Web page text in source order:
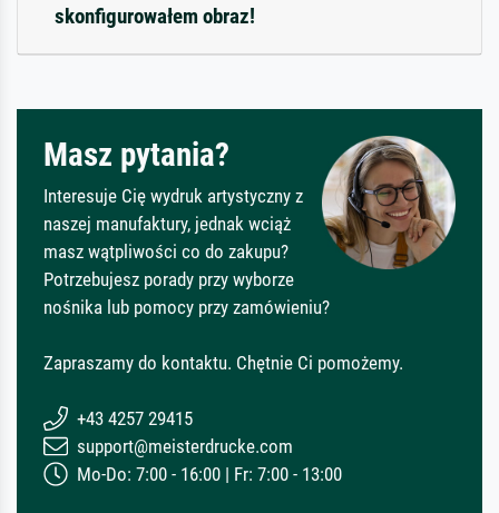
skonfigurowałem obraz!
Masz pytania?
Interesuje Cię wydruk artystyczny z
naszej manufaktury, jednak wciąż
masz wątpliwości co do zakupu?
Potrzebujesz porady przy wyborze
nośnika lub pomocy przy zamówieniu?
Zapraszamy do kontaktu. Chętnie Ci pomożemy.
+43 4257 29415
support@meisterdrucke.com
Mo-Do: 7:00 - 16:00 | Fr: 7:00 - 13:00